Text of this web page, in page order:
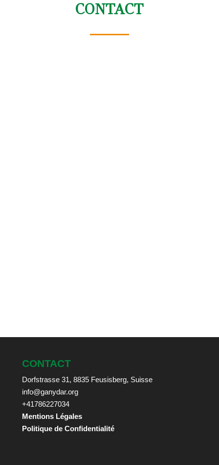
CONTACT
CONTACT
Dorfstrasse 31, 8835 Feusisberg, Suisse
info@ganydar.org
+41786227034
Mentions Légales
Politique de Confidentialité